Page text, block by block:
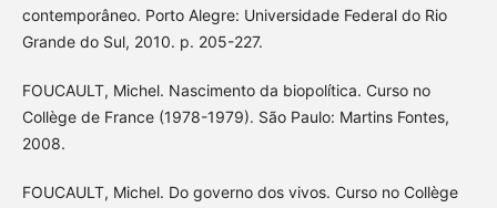
contemporâneo. Porto Alegre: Universidade Federal do Rio
Grande do Sul, 2010. p. 205-227.
FOUCAULT, Michel. Nascimento da biopolítica. Curso no
Collège de France (1978-1979). São Paulo: Martins Fontes,
2008.
FOUCAULT, Michel. Do governo dos vivos. Curso no Collège